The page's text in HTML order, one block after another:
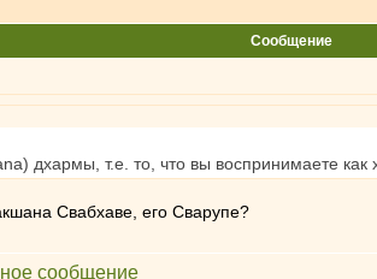
Сообщение
дхармы, т.е. то, что вы воспринимаете как
Свабхаве, его Сварупе?